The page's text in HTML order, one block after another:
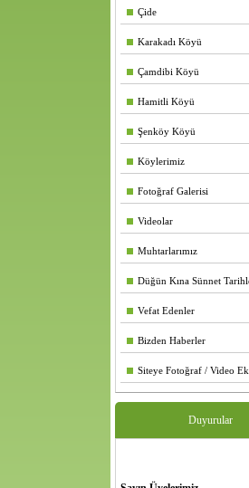
Çide
Karakadı Köyü
Çamdibi Köyü
Hamitli Köyü
Şenköy Köyü
Köylerimiz
Fotoğraf Galerisi
Videolar
Muhtarlarımız
Düğün Kına Sünnet
Vefat Edenler
Bizden Haberler
Siteye Fotoğraf / Video
Duyurular
Sayın Üyelerimiz